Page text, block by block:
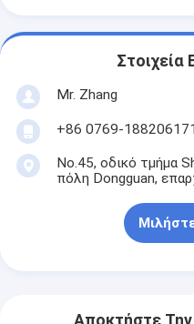
Αυτόματη μηχανή
Ημι αυτόματη μηχανή
Οξυγονοκολλητής
Φίλτρα Hepa
φίλτρα εξαγνιστών
Στοιχεία
Mr. Zhang
+86 0769-
No.45, οδικό τμήμα
πόλη Dongguan,
Αποκτήστε Την